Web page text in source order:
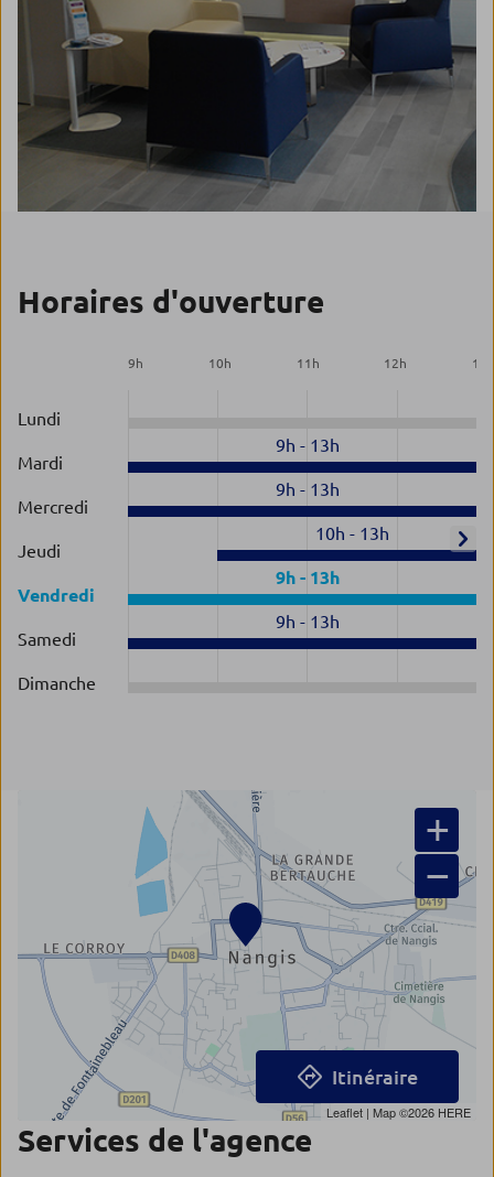
Horaires d'ouverture
9h 10h 11 h 12h 13
Lundi
Mardi
9h - 13h
Mercredi
9h - 13h
Jeudi
10h - 13h
Vendredi
9h- 13h
Samedi
9h - 13h
Dimanche
+
−
Leaflet | Map ©2026 HERE
Itinéraire
Services de l'agence